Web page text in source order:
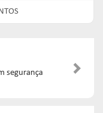
segurança